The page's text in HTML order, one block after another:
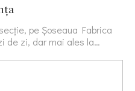
pe Șoseaua Fabrica
de zi, dar mai ales la…